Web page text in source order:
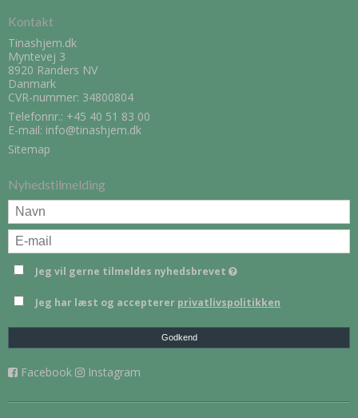
Kontakt
Tinashjem.dk
Myntevej 3
8920 Randers NV
Danmark
CVR-nummer: 34800804
Telefonnr.: +45 40 51 83 00
E-mail: info@tinashjem.dk
Sitemap
Nyhedstilmelding
Jeg vil gerne tilmeldes nyhedsbrevet
Jeg har læst og accepterer privatlivspolitikken
Godkend
Facebook Instagram